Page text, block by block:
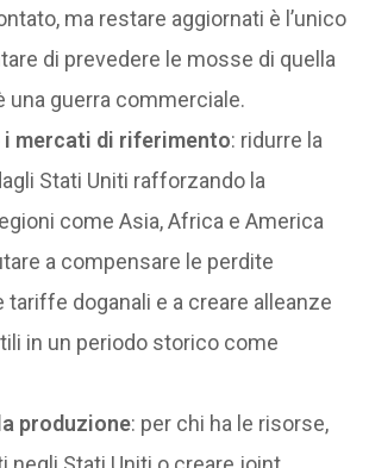
ma restare aggiornati è l’unico
di prevedere le mosse di quella
una guerra commerciale.
mercati di riferimento: ridurre la
Stati Uniti rafforzando la
come Asia, Africa e America
a compensare le perdite
tariffe doganali e a creare alleanze
in un periodo storico come
produzione: per chi ha le risorse,